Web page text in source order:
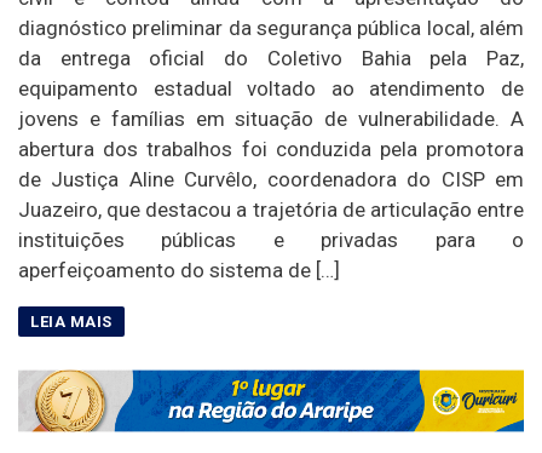
diagnóstico preliminar da segurança pública local, além
da entrega oficial do Coletivo Bahia pela Paz,
equipamento estadual voltado ao atendimento de
jovens e famílias em situação de vulnerabilidade. A
abertura dos trabalhos foi conduzida pela promotora
de Justiça Aline Curvêlo, coordenadora do CISP em
Juazeiro, que destacou a trajetória de articulação entre
instituições públicas e privadas para o
aperfeiçoamento do sistema de […]